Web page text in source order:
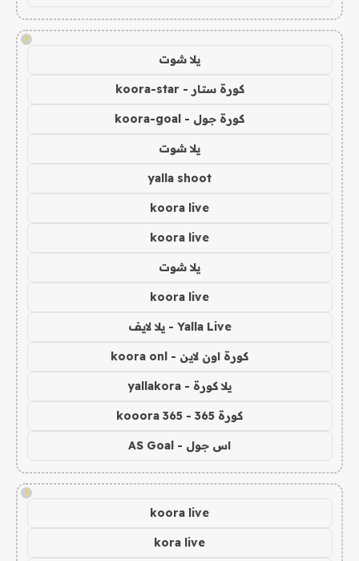
!
يلا شوت
كورة ستار - koora-star
كورة جول - koora-goal
يلا شوت
yalla shoot
koora live
koora live
يلا شوت
koora live
Yalla Live - يلا لايف
كورة اون لاين - koora onl
يلا كورة - yallakora
كورة 365 - kooora 365
اس جول - AS Goal
!
koora live
kora live